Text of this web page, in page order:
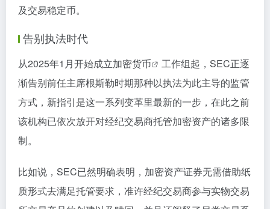
及交易稳定币。
告别执法时代
从2025年1月开始成立加密货币
工作组起，SEC正逐
渐告别前任主席根斯勒时期那种以执法为此主导的监管
方式，新指引是这一系列变革里最新的一步，在此之前
该机构已依次放开对经纪交易商托管加密资产的诸多限
制。
比如说，SEC已然明确表明，加密资产证券无需借助纸
质形式去满足托管要求，准许经纪交易商参与实物交易